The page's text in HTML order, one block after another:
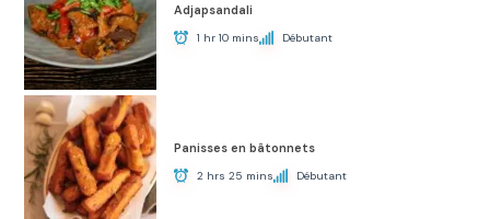
Adjapsandali
1 hr 10 mins Débutant
Panisses en bâtonnets
2 hrs 25 mins Débutant